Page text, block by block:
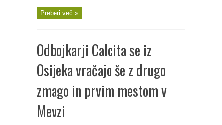
Preberi več »
Odbojkarji Calcita se iz
Osijeka vračajo še z drugo
zmago in prvim mestom v
Mevzi